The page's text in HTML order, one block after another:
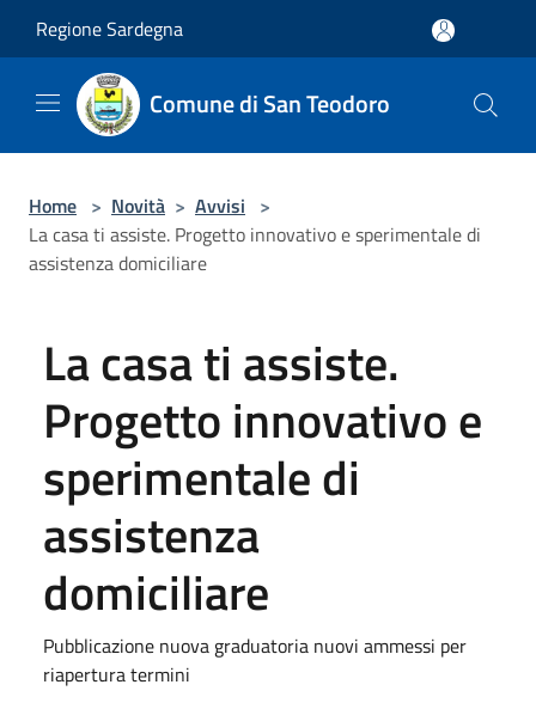
Regione Sardegna
Comune di San Teodoro
Home > Novità > Avvisi >
La casa ti assiste. Progetto innovativo e sperimentale di
assistenza domiciliare
La casa ti assiste.
Progetto innovativo e
sperimentale di
assistenza
domiciliare
Pubblicazione nuova graduatoria nuovi ammessi per
riapertura termini